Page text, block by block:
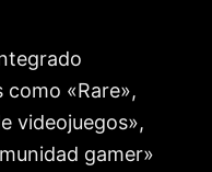
como «Rare»,
videojuegos»,
gamer»